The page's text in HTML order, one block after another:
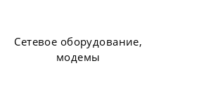
Web-камеры, Колонки,
Наушники, Микрофоны